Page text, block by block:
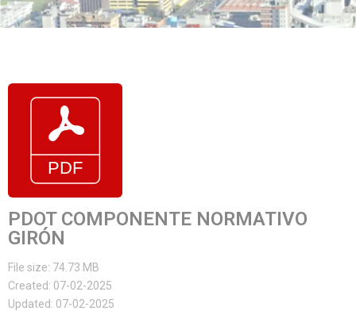
PDOT COMPONENTE NORMATIVO
GIRÓN
File size: 74.73 MB
Created: 07-02-2025
Updated: 07-02-2025